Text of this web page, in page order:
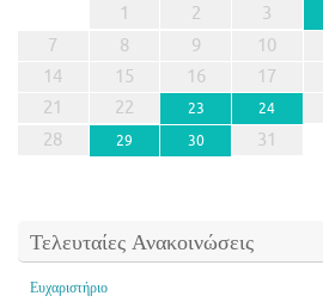
1 2 3
7
8 9 10
14
15 16 17
21
22 23 24
28
29 30 31
Τελευταίες Ανακοινώσεις
Ευχαριστήριο